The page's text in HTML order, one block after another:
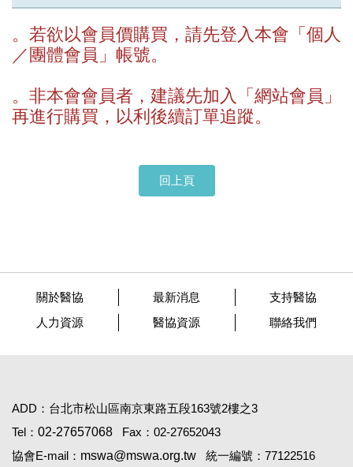
。若欲以會員價購買，請先登入本會「 個人
／團體會員」帳號。
。非本會會員者，建議先加入「網站會員」
再進行購買，以利後續訂單追蹤。
回上頁
關於醫協 最新消息
支持醫協
人力資源
醫協資源 聯絡我們
ADD：台北市松山區南京東路五段163號2樓之3
Tel： 02-27657068
Fax：02-27652043
協會E-mail： mswa@mswa.org.tw 統一編號：77122516